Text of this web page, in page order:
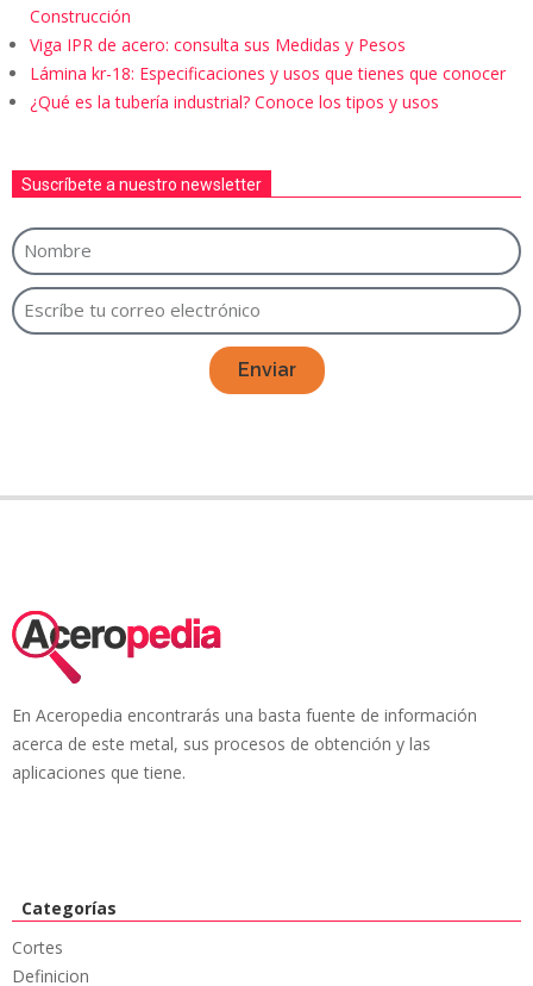
Construcción
Viga IPR de acero: consulta sus Medidas y Pesos
Lámina kr-18: Especificaciones y usos que tienes que conocer
¿Qué es la tubería industrial? Conoce los tipos y usos
Suscríbete a nuestro newsletter
Enviar
En Aceropedia encontrarás una basta fuente de información
acerca de este metal, sus procesos de obtención y las
aplicaciones que tiene.
Categorías
Cortes
Definicion